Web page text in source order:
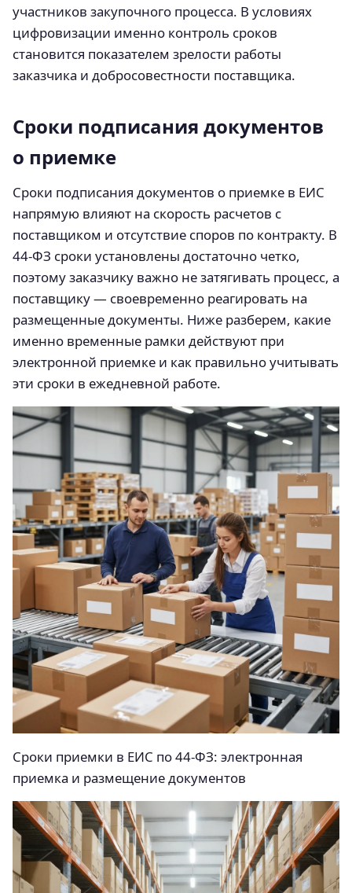
участников закупочного процесса. В условиях
цифровизации именно контроль сроков
становится показателем зрелости работы
заказчика и добросовестности поставщика.
Сроки подписания документов
о приемке
Сроки подписания документов о приемке в ЕИС
напрямую влияют на скорость расчетов с
поставщиком и отсутствие споров по контракту. В
44‑ФЗ сроки установлены достаточно четко,
поэтому заказчику важно не затягивать процесс, а
поставщику — своевременно реагировать на
размещенные документы. Ниже разберем, какие
именно временные рамки действуют при
электронной приемке и как правильно учитывать
эти сроки в ежедневной работе.
Сроки приемки в ЕИС по 44‑ФЗ: электронная
приемка и размещение документов